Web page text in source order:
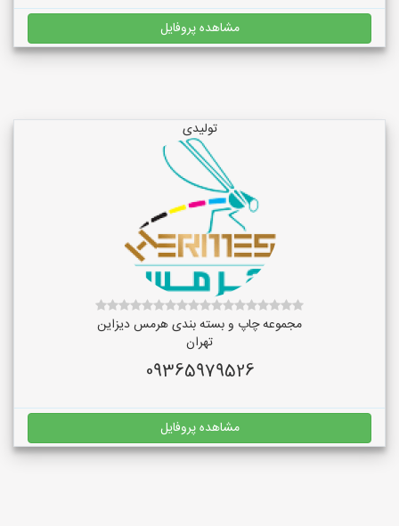
مشاهده پروفایل
تولیدی
مجموعه چاپ و بسته بندی هرمس دیزاین
تهران
09365979526
مشاهده پروفایل